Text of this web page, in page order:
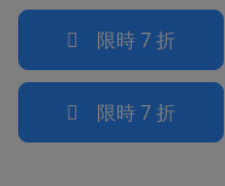
限時 7 折
限時 7 折